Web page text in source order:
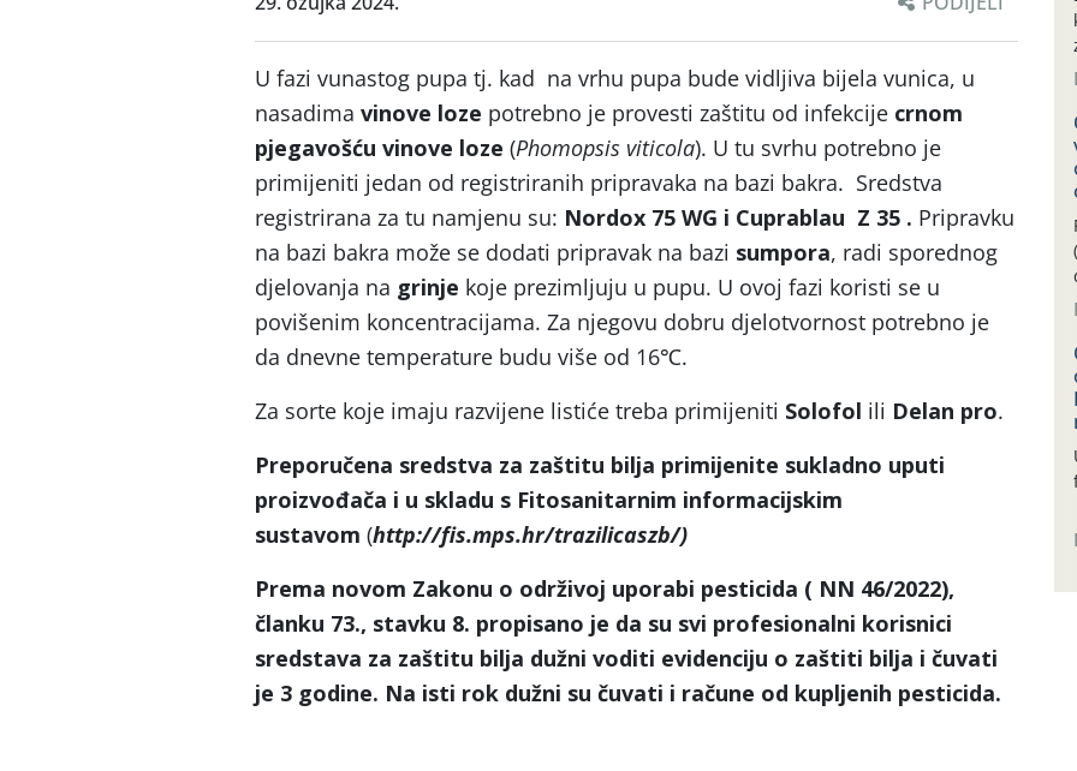
U fazi vunastog pupa tj. kad na vrhu pupa bude vidljiva bijela vunica, u
nasadima vinove loze potrebno je provesti zaštitu od infekcije crnom
pjegavošću vinove loze (Phomopsis viticola). U tu svrhu potrebno je
primijeniti jedan od registriranih pripravaka na bazi bakra. Sredstva
registrirana za tu namjenu su: Nordox 75 WG i Cuprablau Z 35 . Pripravku
na bazi bakra može se dodati pripravak na bazi sumpora, radi sporednog
djelovanja na grinje koje prezimljuju u pupu. U ovoj fazi koristi se u
povišenim koncentracijama. Za njegovu dobru djelotvornost potrebno je
da dnevne temperature budu više od 16℃.
Za sorte koje imaju razvijene listiće treba primijeniti Solofol ili Delan pro.
Preporučena sredstva za zaštitu bilja primijenite sukladno uputi
proizvođača i u skladu s Fitosanitarnim informacijskim
sustavom (http://fis.mps.hr/trazilicaszb/)
Prema novom Zakonu o održivoj uporabi pesticida ( NN 46/2022),
članku 73., stavku 8. propisano je da su svi profesionalni korisnici
sredstava za zaštitu bilja dužni voditi evidenciju o zaštiti bilja i čuvati
je 3 godine. Na isti rok dužni su čuvati i račune od kupljenih pesticida.